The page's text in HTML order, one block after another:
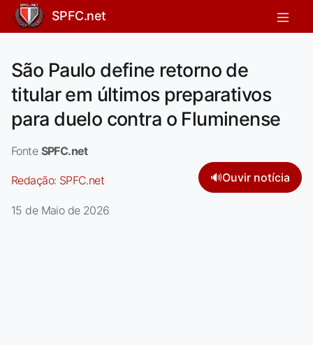
SPFC.net
São Paulo define retorno de
titular em últimos preparativos
para duelo contra o Fluminense
Fonte SPFC.net
Redação: SPFC.net 🔊Ouvir notícia
15 de Maio de 2026